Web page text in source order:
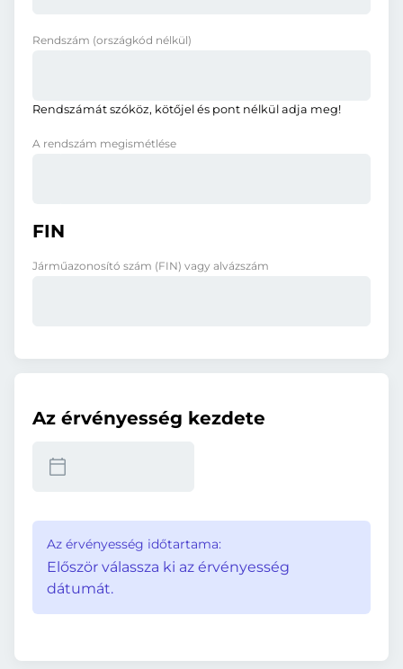
Rendszám (országkód nélkül)
Rendszámát szóköz, kötőjel és pont nélkül adja meg!
A rendszám megismétlése
FIN
Járműazonosító szám (FIN) vagy alvázszám
Az érvényesség kezdete
Az érvényesség időtartama:
Először válassza ki az érvényesség
dátumát.